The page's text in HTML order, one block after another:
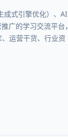
成式引擎优化）、AI
广的学习交流平台，
运营干货、行业资